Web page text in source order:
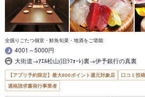
全掘りごたつ個室・鮮魚旬菜・地酒をご堪能
4001～5000円
大街道→ｱｴﾙ松山(旧ﾗﾌｫｰﾚ)裏→伊予銀行の真裏
【アプリ予約限定】最大800ポイント還元対象店
口コミ投
適格請求書発行事業者